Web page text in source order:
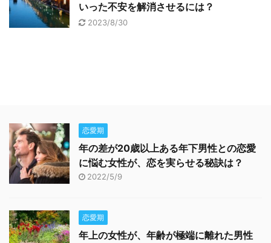
いった不安を解消させるには？
2023/8/30
恋愛期
年の差が20歳以上ある年下男性との恋愛
に悩む女性が、恋を実らせる秘訣は？
2022/5/9
恋愛期
年上の女性が、年齢が極端に離れた男性